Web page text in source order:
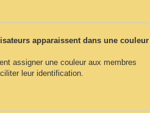
apparaissent dans une couleur
assigner une couleur aux membres
leur identification.